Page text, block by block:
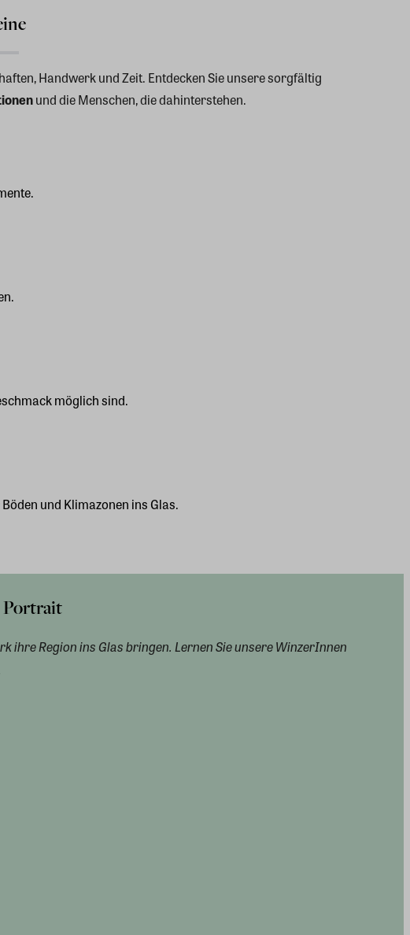
Handwerk und Zeit. Entdecken Sie unsere sorgfältig
und die Menschen, die dahinterstehen.
möglich sind.
und Klimazonen ins Glas.
ihre Region ins Glas bringen. Lernen Sie unsere WinzerInnen